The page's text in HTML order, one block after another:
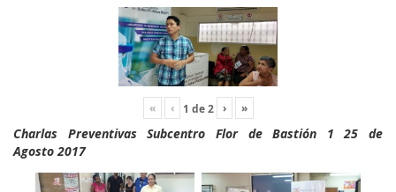
« ‹ 1 de2 › »
Charlas Preventivas Subcentro Flor de Bastión 1 25 de
Agosto 2017